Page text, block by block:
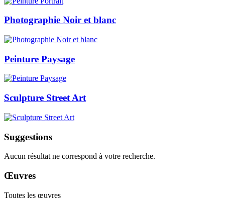
Photographie Noir et blanc
Peinture Paysage
Sculpture Street Art
Suggestions
Aucun résultat ne correspond à votre recherche.
Œuvres
Toutes les œuvres